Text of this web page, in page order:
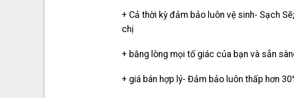
+ Cả thời kỳ đảm bảo luôn vệ sinh- Sạch
chị
+ bằng lòng mọi tố giác của bạn và sẵn
+ giá bán hợp lý- Đảm bảo luôn thấp hơn